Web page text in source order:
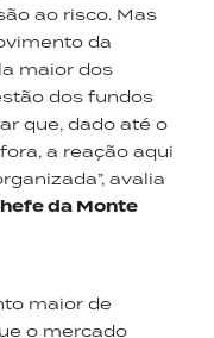
ao risco. Mas
da
maior dos
dos fundos
que, dado até o
a reação aqui
avalia
da Monte
maior de
o mercado